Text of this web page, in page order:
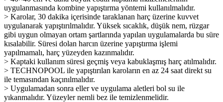
uygulanmasında kombine yapıştırma yöntemi kullanılmalıdır.
> Karolar, 30 dakika içerisinde taraklanan harç üzerine kuvvet
uygulanarak yapıştırılmalıdır. Yüksek sıcaklık, düşük nem, rüzgar
gibi uygun olmayan ortam şartlarında yapılan uygulamalarda bu süre
kısalabilir. Süresi dolan harcın üzerine yapıştırma işlemi
yapılmamalı, harç yüzeyden kazınmalıdır.
> Kaptaki kullanım süresi geçmiş veya kabuklaşmış harç atılmalıdır.
> TECHNOPOOL ile yapıştırılan karoların en az 24 saat direkt su
ile temasından kaçınılmalıdır.
> Uygulamadan sonra eller ve uygulama aletleri bol su ile
yıkanmalıdır. Yüzeyler nemli bez ile temizlenmelidir.